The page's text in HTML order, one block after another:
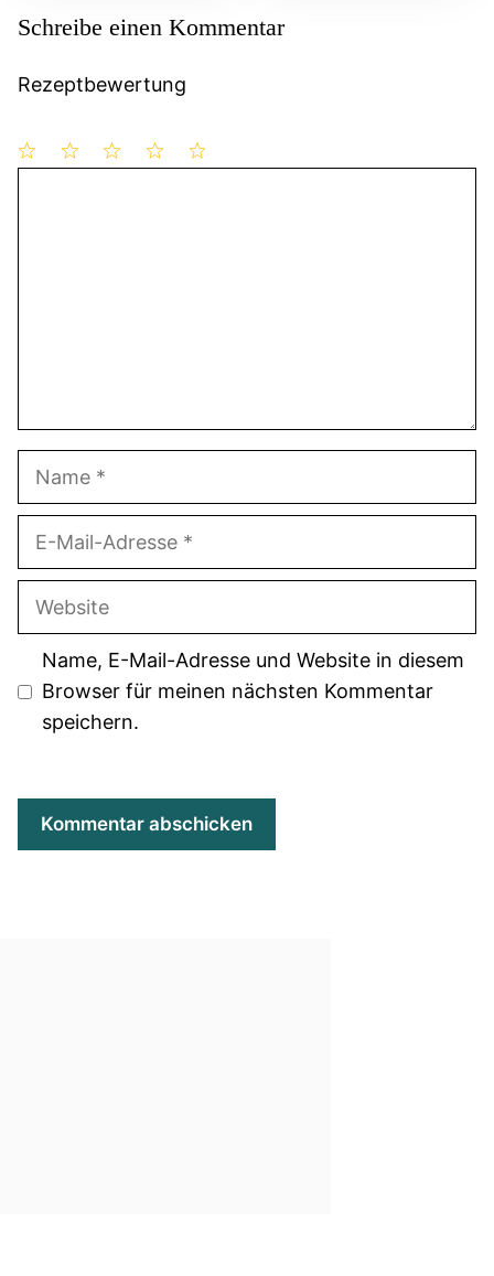
Schreibe einen Kommentar
Rezeptbewertung
Website
Name, E-Mail-Adresse und Website in diesem
Browser für meinen nächsten Kommentar
speichern.